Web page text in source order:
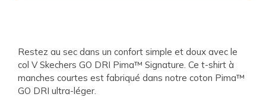
Restez au sec dans un confort simple et doux avec le
col V Skechers GO DRI Pima™ Signature. Ce t-shirt à
manches courtes est fabriqué dans notre coton Pima™
GO DRI ultra-léger.